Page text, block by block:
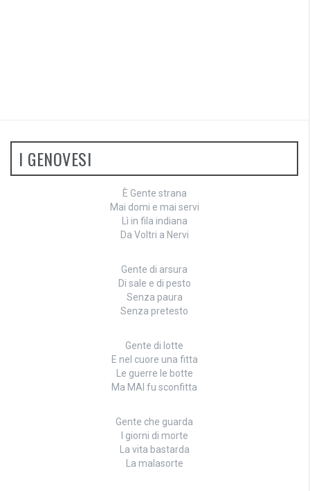
I GENOVESI
È Gente strana
Mai domi e mai servi
Lì in fila indiana
Da Voltri a Nervi
Gente di arsura
Di sale e di pesto
Senza paura
Senza pretesto
Gente di lotte
E nel cuore una fitta
Le guerre le botte
Ma MAI fu sconfitta
Gente che guarda
I giorni di morte
La vita bastarda
La malasorte